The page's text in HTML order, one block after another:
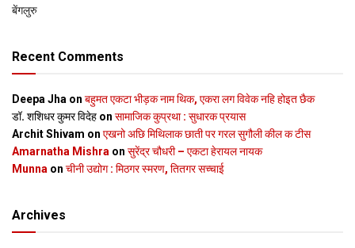
बेंगलुरु
Recent Comments
Deepa Jha on बहुमत एकटा भीड़क नाम थिक, एकरा लग विवेक नहि होइत छैक
डॉ. शशिधर कुमर विदेह on सामाजिक कुप्रथा : सुधारक प्रयास
Archit Shivam on एखनो अछि मिथिलाक छाती पर गरल सुगौली कील क टीस
Amarnatha Mishra on सुरेंद्र चौधरी – एकटा हेरायल नायक
Munna on चीनी उद्योग : मिठगर स्‍मरण, तितगर सच्‍चाई
Archives